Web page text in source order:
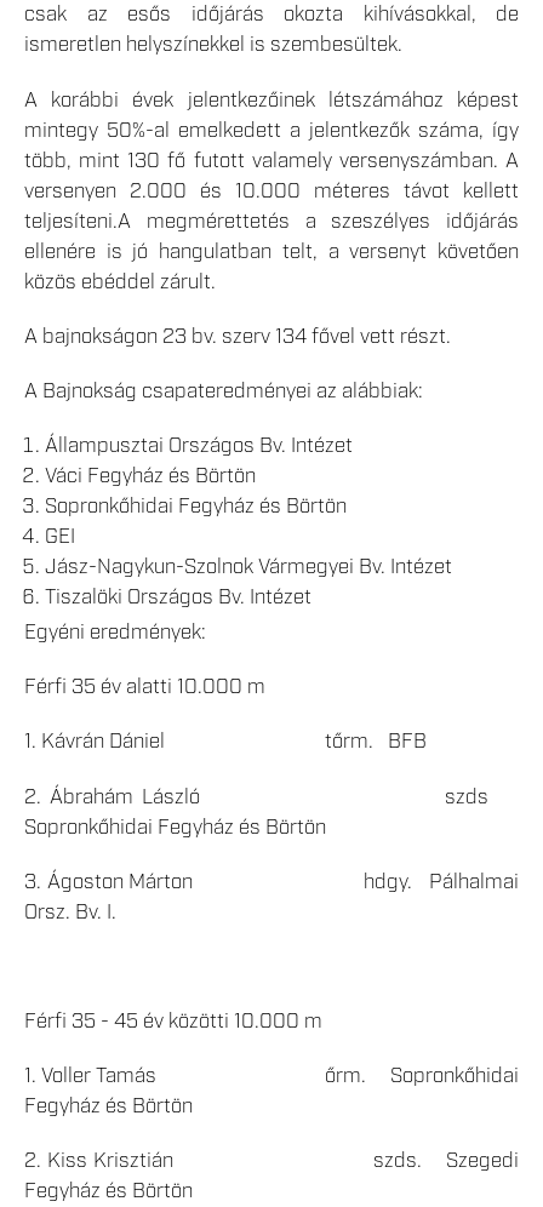
csak az esős időjárás okozta kihívásokkal, de
ismeretlen helyszínekkel is szembesültek.
A korábbi évek jelentkezőinek létszámához képest
mintegy 50%-al emelkedett a jelentkezők száma, így
több, mint 130 fő futott valamely versenyszámban. A
versenyen 2.000 és 10.000 méteres távot kellett
teljesíteni.A megmérettetés a szeszélyes időjárás
ellenére is jó hangulatban telt, a versenyt követően
közös ebéddel zárult.
A bajnokságon 23 bv. szerv 134 fővel vett részt.
A Bajnokság csapateredményei az alábbiak:
Állampusztai Országos Bv. Intézet
Váci Fegyház és Börtön
Sopronkőhidai Fegyház és Börtön
GEI
Jász-Nagykun-Szolnok Vármegyei Bv. Intézet
Tiszalöki Országos Bv. Intézet
Egyéni eredmények:
Férfi 35 év alatti 10.000 m
1. Kávrán Dániel tőrm. BFB
2. Ábrahám László szds
Sopronkőhidai Fegyház és Börtön
3. Ágoston Márton hdgy. Pálhalmai
Orsz. Bv. I.
Férfi 35 - 45 év közötti 10.000 m
1. Voller Tamás őrm. Sopronkőhidai
Fegyház és Börtön
2. Kiss Krisztián szds. Szegedi
Fegyház és Börtön